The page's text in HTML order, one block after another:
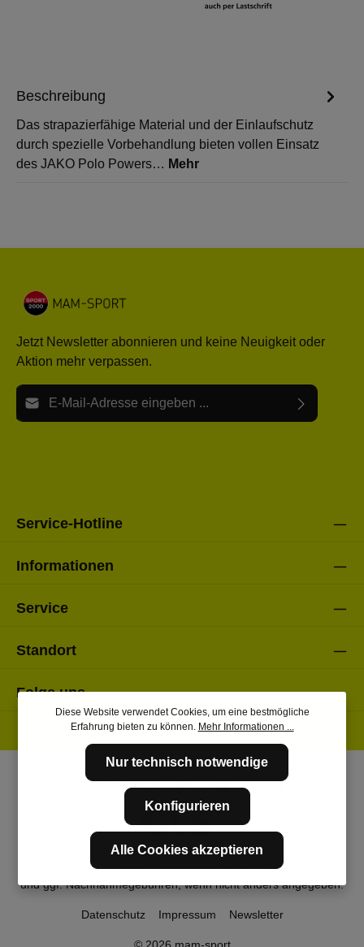
Beschreibung
Das strapazierfähige Material und der Einlaufschutz
durch spezielle Vorbehandlung bieten vollen Einsatz
des JAKO Polo Powers… Mehr
Jetzt Newsletter abonnieren und keine Neuigkeit oder
Aktion mehr verpassen.
E-Mail-Adresse*
Service-Hotline
Informationen
Service
Standort
Folge uns
* Alle Preise inkl. gesetzl. Mehrwertsteuer zzgl.Versandkosten
und ggf. Nachnahmegebühren, wenn nicht anders angegeben.
Datenschutz Impressum Newsletter
Diese Website verwendet Cookies, um eine bestmögliche
Erfahrung bieten zu können. Mehr Informationen ...
Nur technisch notwendige
Konfigurieren
Alle Cookies akzeptieren